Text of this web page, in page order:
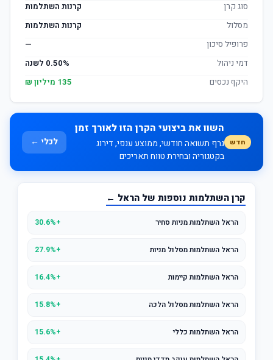
סוג קרן
קרנות השתלמות
מסלול
קרנות השתלמות
פרופיל סיכון
—
דמי ניהול
0.50% לשנה
היקף נכסים
135 מיליון ₪
חדש
השוו את ביצועי הקרן הזו לאורך זמן
גרף תשואה חודשי, ממוצע ענפי, דירוג
בקטגוריה ובחירת טווח תאריכים
לכלי ←
קרן השתלמות נוספות של הראל ←
הראל השתלמות מניות סחיר +30.6%
הראל השתלמות מסלול מניות +27.9%
הראל השתלמות קיימות +16.4%
הראל השתלמות מסלול הלכה +15.8%
הראל השתלמות כללי +15.6%